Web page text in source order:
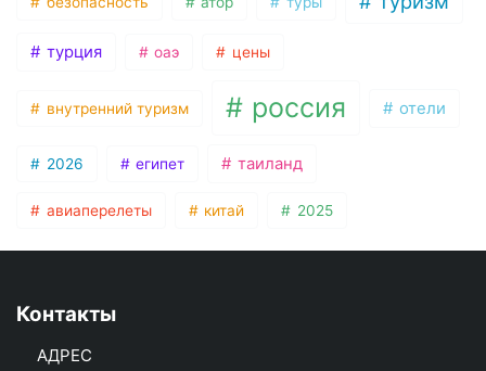
турция оаэ цены
внутренний туризм россия отели
2026 египет таиланд
авиаперелеты китай 2025
Контакты
АДРЕС